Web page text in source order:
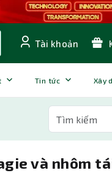
Tài khoản
Tin tức Xây
và nhôm